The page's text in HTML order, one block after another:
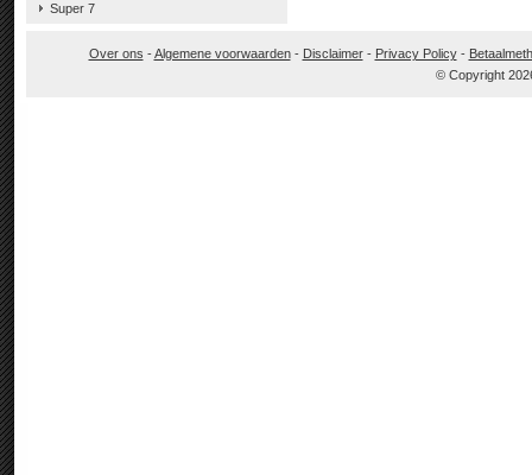
Super 7
Over ons -Algemene voorwaarden- Disclaimer- Privacy Policy-
© Copyright